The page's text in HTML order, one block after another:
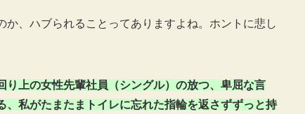
、ハブられることってありますよね。ホントに悲し
上の女性先輩社員（シングル）の放つ、卑屈な言
私がたまたまトイレに忘れた指輪を返さずずっと持